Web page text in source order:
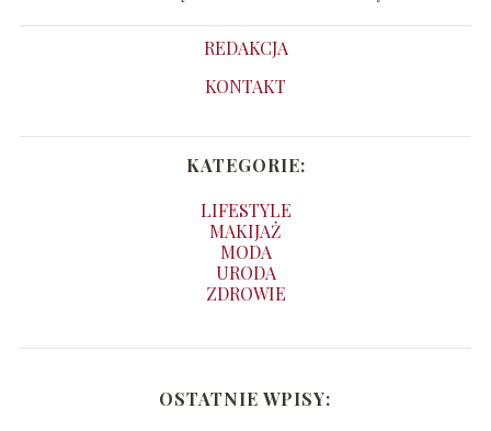
REDAKCJA
KONTAKT
KATEGORIE:
LIFESTYLE
MAKIJAŻ
MODA
URODA
ZDROWIE
OSTATNIE WPISY: